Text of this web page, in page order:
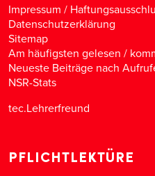
Impressum /
Datenschutzerklärung
Sitemap
Am häufigsten gelesen /
Neueste Beiträge nach
NSR-Stats
tec.Lehrerfreund
PFLICHTLEKTÜRE